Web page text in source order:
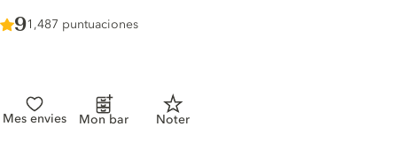
Score :
9/ 10
1,487 puntuaciones
Mes envies Mon bar Noter